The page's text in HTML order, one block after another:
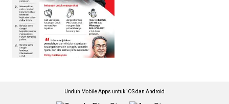
Unduh Mobile Apps untuk iOS dan Android